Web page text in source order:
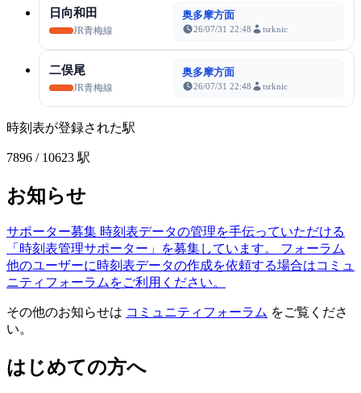
日向和田
JR青梅線
奥多摩方面
26/07/31 22:48 tsrknic
二俣尾
JR青梅線
奥多摩方面
26/07/31 22:48 tsrknic
時刻表が登録された駅
7896 / 10623 駅
お知らせ
サポーター募集 時刻表データの管理を手伝っていただける
「時刻表管理サポーター」を募集しています。
フォーラム
他のユーザーに時刻表データの作成を依頼する場合はコミュ
ニティフォーラムをご利用ください。
その他のお知らせは コミュニティフォーラム をご覧くださ
い。
はじめての方へ